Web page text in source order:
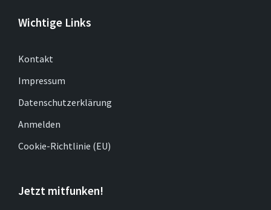
Wichtige Links
Kontakt
Impressum
Datenschutzerklärung
Anmelden
Cookie-Richtlinie (EU)
Jetzt mitfunken!